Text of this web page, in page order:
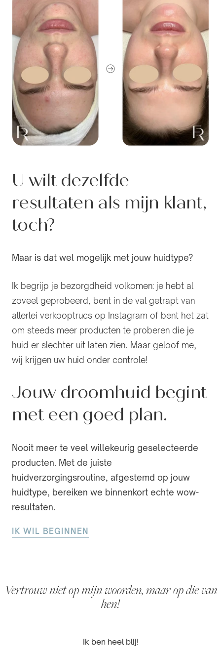
U wilt dezelfde
resultaten als mijn klant,
toch?
Maar is dat wel mogelijk met jouw huidtype?
Ik begrijp je bezorgdheid volkomen: je hebt al
zoveel geprobeerd, bent in de val getrapt van
allerlei verkooptrucs op Instagram of bent het zat
om steeds meer producten te proberen die je
huid er slechter uit laten zien. Maar geloof me,
wij krijgen uw huid onder controle!
Jouw droomhuid begint
met een goed plan.
Nooit meer te veel willekeurig geselecteerde
producten. Met de juiste
huidverzorgingsroutine, afgestemd op jouw
huidtype, bereiken we binnenkort echte wow-
resultaten.
IK WIL BEGINNEN
Vertrouw niet op mijn woorden, maar op die van
hen!
Ik ben heel blij!